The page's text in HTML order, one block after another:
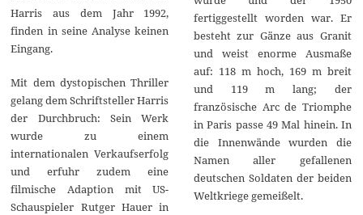
Harris aus dem Jahr 1992,
finden in seine Analyse keinen
Eingang.
Mit dem dystopischen Thriller
gelang dem Schriftsteller Harris
der Durchbruch: Sein Werk
wurde zu einem
internationalen Verkaufserfolg
und erfuhr zudem eine
filmische Adaption mit US-
Schauspieler Rutger Hauer in
fertiggestellt worden war. Er
besteht zur Gänze aus Granit
und weist enorme Ausmaße
auf: 118 m hoch, 169 m breit
und 119 m lang; der
französische Arc de Triomphe
in Paris passe 49 Mal hinein. In
die Innenwände wurden die
Namen aller gefallenen
deutschen Soldaten der beiden
Weltkriege gemeißelt.